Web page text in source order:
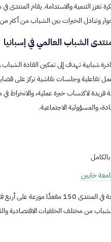
تعزز التنمية والاستدامة. يقام المنتدى
الخبرات بين الشباب من أكثر من 100 دولة.
الشباب العالمي في إسبانيا
شبابية تهدف إلى تمكين القادة الشباب
تفاعلية وجلسات نقاشية تركز على
لاكتساب خبرة عملية، والانخراط
والمسؤولية الاجتماعية.
خايين
يبلغ عدد المقاعد المتاحة في المنتدى 150 مقعدًا
من مختلف الخلفيات الاقتصادية